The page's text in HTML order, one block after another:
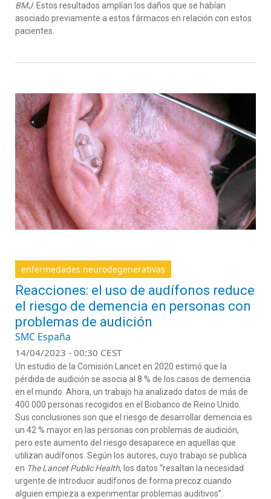
BMJ. Estos resultados amplían los daños que se habían
asociado previamente a estos fármacos en relación con estos
pacientes.
enfermedades neurodegenerativas
Reacciones: el uso de audífonos reduce
el riesgo de demencia en personas con
problemas de audición
SMC España
14/04/2023 - 00:30 CEST
Un estudio de la Comisión Lancet en 2020 estimó que la
pérdida de audición se asocia al 8 % de los casos de demencia
en el mundo. Ahora, un trabajo ha analizado datos de más de
400.000 personas recogidos en el Biobanco de Reino Unido.
Sus conclusiones son que el riesgo de desarrollar demencia es
un 42 % mayor en las personas con problemas de audición,
pero este aumento del riesgo desaparece en aquellas que
utilizan audífonos. Según los autores, cuyo trabajo se publica
en The Lancet Public Health, los datos “resaltan la necesidad
urgente de introducir audífonos de forma precoz cuando
alguien empieza a experimentar problemas auditivos”.